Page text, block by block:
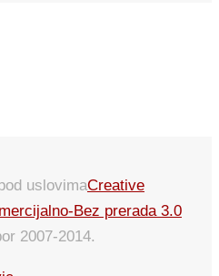
uslovimaCreative
Bez prerada 3.0
2007-2014.